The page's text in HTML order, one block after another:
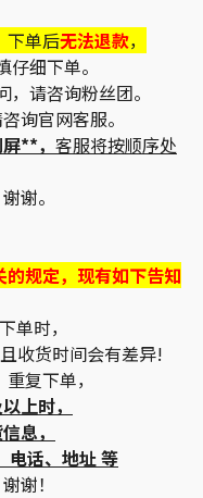
下单后无法退款，
细下单。
请咨询粉丝团。
询官网客服。
**， 客服将按顺序处
谢。
规定，现有如下告知
单时，
收货时间会有差异!
复下单，
上时，
息，
电话、地址 等
谢！